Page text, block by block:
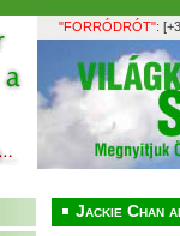
"FORRÓDRÓT":
Jackie Chan